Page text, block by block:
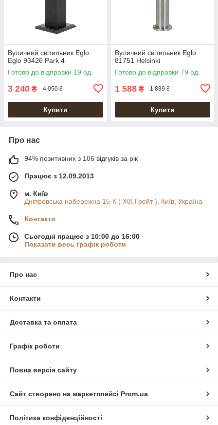
Вуличний світильник Eglo
Eglo 93426 Park 4
Готово до відправки 19 од.
3 240 ₴ 4 050 ₴
Купити
Вуличний світильник Eglo
81751 Helsinki
Готово до відправки 79 од.
1 588 ₴ 1 839 ₴
Купити
Про нас
94% позитивних з 106 відгуків за рік
Працює з 12.09.2013
м. Київ
Дніпровська набережна 15-К ( ЖК Грейт ), Київ, Україна
Контакти
Сьогодні працює з 10:00 до 16:00
Показати весь графік роботи
Про нас
Контакти
Доставка та оплата
Графік роботи
Повна версія сайту
Сайт створено на маркетплейсі Prom.ua
Політика конфіденційності